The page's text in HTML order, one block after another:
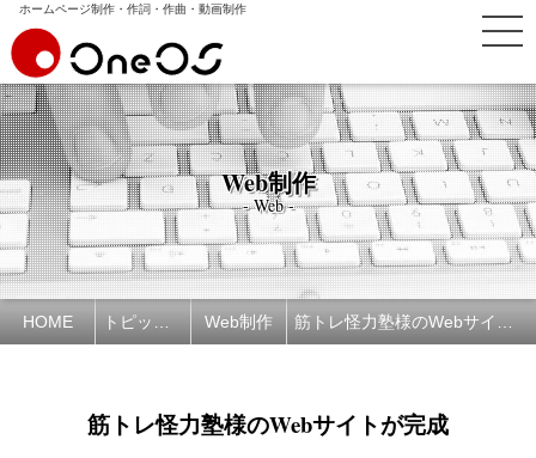
ホームページ制作・作詞・作曲・動画制作
Web制作
- Web -
HOME Web制作
筋トレ怪力塾様のWebサイトが完成